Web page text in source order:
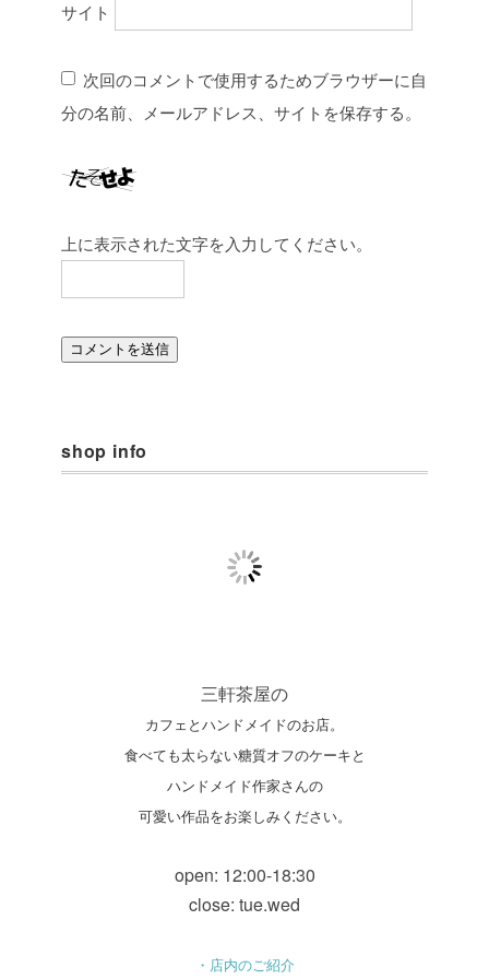
サイト
次回のコメントで使用するためブラウザーに自
分の名前、メールアドレス、サイトを保存する。
上に表示された文字を入力してください。
shop info
三軒茶屋の
カフェとハンドメイドのお店。
食べても太らない糖質オフのケーキと
ハンドメイド作家さんの
可愛い作品をお楽しみください。
open: 12:00-18:30
close: tue.wed
・店内のご紹介